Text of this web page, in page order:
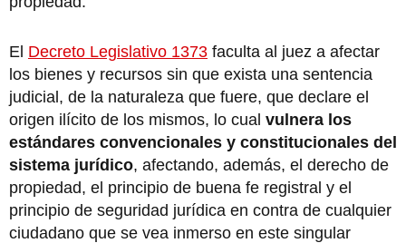
El Decreto Legislativo 1373 faculta al juez a afectar
los bienes y recursos sin que exista una sentencia
judicial, de la naturaleza que fuere, que declare el
origen ilícito de los mismos, lo cual vulnera los
estándares convencionales y constitucionales del
sistema jurídico, afectando, además, el derecho de
propiedad, el principio de buena fe registral y el
principio de seguridad jurídica en contra de cualquier
ciudadano que se vea inmerso en este singular